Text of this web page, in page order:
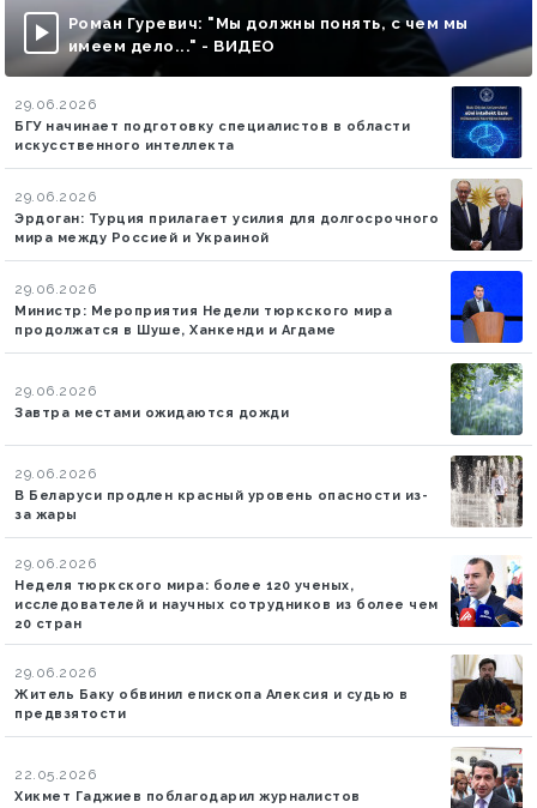
Роман Гуревич: "Мы должны понять, с чем мы
имеем дело..." - ВИДЕО
29.06.2026
БГУ начинает подготовку специалистов в области
искусственного интеллекта
29.06.2026
Эрдоган: Турция прилагает усилия для долгосрочного
мира между Россией и Украиной
29.06.2026
Министр: Мероприятия Недели тюркского мира
продолжатся в Шуше, Ханкенди и Агдаме
29.06.2026
Завтра местами ожидаются дожди
29.06.2026
В Беларуси продлен красный уровень опасности из-
за жары
29.06.2026
Неделя тюркского мира: более 120 ученых,
исследователей и научных сотрудников из более чем
20 стран
29.06.2026
Житель Баку обвинил епископа Алексия и судью в
предвзятости
22.05.2026
Хикмет Гаджиев поблагодарил журналистов